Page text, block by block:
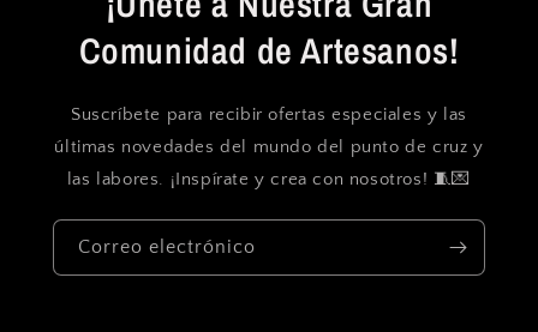
Comunidad de Artesanos!
Suscríbete para recibir ofertas especiales y las
últimas novedades del mundo del punto de cruz y
las labores. ¡Inspírate y crea con nosotros! 🧵💌
Correo electrónico